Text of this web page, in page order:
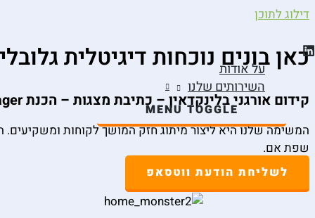
דילוג לתוכן
על אודות
השירותים שלנו
MENU TOGGLE
כאן בונים נוכחות דיגיטלית
קידום אורגני בלינקדאין – כתיבת מצגות – הכנת One Pager – יצירת תוכן באנגלית
שפת אם.
לשליחת הודעת ווטסאפ